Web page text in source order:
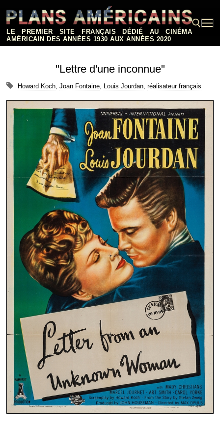
contenu
LE PREMIER SITE FRANÇAIS DÉDIÉ AU CINÉMA
AMÉRICAIN DES ANNÉES 1930 AUX ANNÉES 2020
"Lettre d'une inconnue"
Howard Koch, Joan Fontaine, Louis Jourdan, réalisateur français